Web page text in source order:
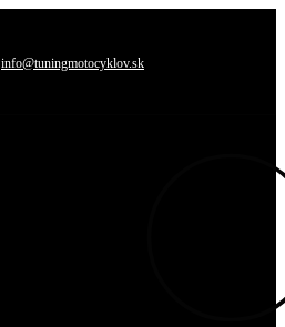
info@tuningmotocyklov.sk